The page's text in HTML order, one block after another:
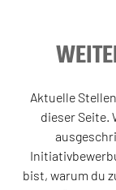
Aktuelle
dieser Seite.
bist, warum du